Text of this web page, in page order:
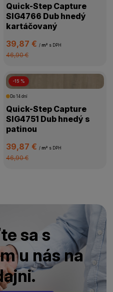
Quick-Step Capture
SIG4766 Dub hnedý
kartáčovaný
39,87 € / m² s DPH
46,90 €
-15 %
Do 14 dní
Quick-Step Capture
SIG4751 Dub hnedý s
patinou
39,87 € / m² s DPH
46,90 €
sa s
u nás na